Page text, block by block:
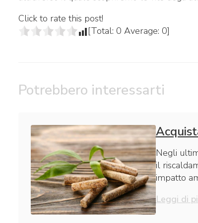
Click to rate this post!
[Total: 0 Average: 0]
Potrebbero interessarti
Negli
il
impatto
Leggi di